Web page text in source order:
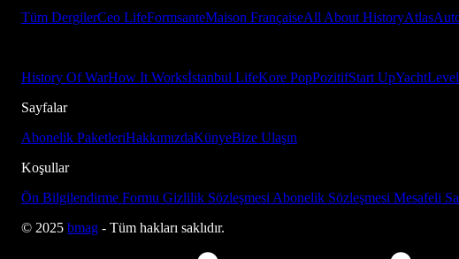
Tüm DergilerCeo LifeFormsanteMaison FrançaiseAll About HistoryAtlas
History Of WarHow It Worksİstanbul LifeKore PopPozitifStart UpYachtLevel
Sayfalar
Abonelik PaketleriHakkımızdaKünyeBize Ulaşın
Koşullar
Ön Bilgilendirme Formu Gizlilik Sözleşmesi Abonelik Sözleşmesi Mesafeli
© 2025 bmag - Tüm hakları saklıdır.